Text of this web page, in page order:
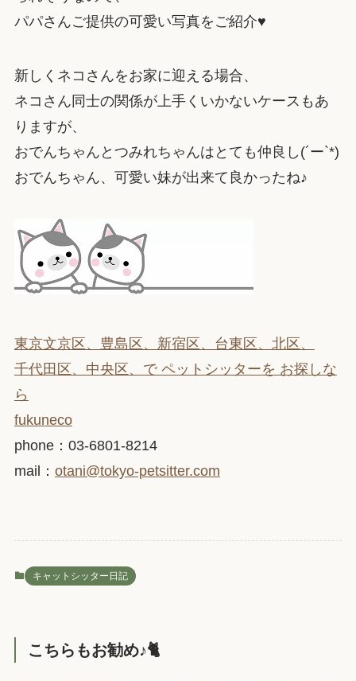
パパさんご提供の可愛い写真をご紹介♥
新しくネコさんをお家に迎える場合、
ネコさん同士の関係が上手くいかないケースもあ
りますが、
おでんちゃんとつみれちゃんはとても仲良し(´ー`*)
おでんちゃん、可愛い妹が出来て良かったね♪
東京文京区、豊島区、新宿区、台東区、北区、
千代田区、中央区、で ペットシッターを お探しな
ら
fukuneco
phone：03-6801-8214
mail： otani@tokyo-petsitter.com
キャットシッター日記
こちらもお勧め♪🐈️